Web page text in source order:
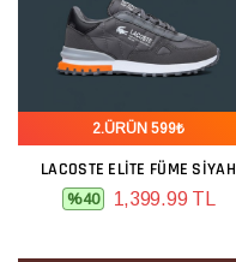
2.ÜRÜN 599₺
LACOSTE ELITE FÜME SIYAH
%40 1,399.99 TL